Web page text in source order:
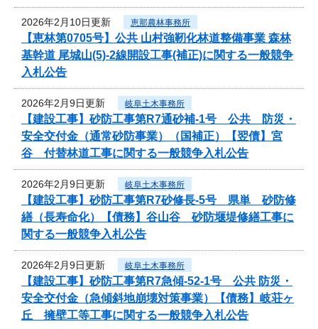
2026年2月10日更新 恵那農林事務所
【恵林第0705号】公共 山村強靭化林道整備事業 森林
基幹道 尾城山(5)-2線開設工事(補正)に関する一般競争
入札公告
2026年2月9日更新 岐阜土木事務所
【建設工事】砂防工事第R7通砂補-1号 公共 防災・
安全交付金（通常砂防事業）（国補正）【翌債】宮
谷 付替林道工事に関する一般競争入札公告
2026年2月9日更新 岐阜土木事務所
【建設工事】砂防工事第R7砂修長-5号 県単 砂防修
繕（長寿命化）【債務】谷山谷 砂防堰堤修繕工事に
関する一般競争入札公告
2026年2月9日更新 岐阜土木事務所
【建設工事】砂防工事第R7急傾-52-1号 公共 防災・
安全交付金（急傾斜地崩壊対策事業）【債務】岐荘ヶ
丘 擁壁工等工事に関する一般競争入札公告